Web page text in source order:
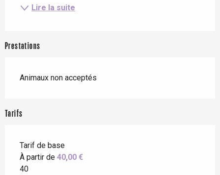
Lire la suite
Prestations
Animaux non acceptés
Tarifs
Tarif de base
À partir de 40,00 €
40